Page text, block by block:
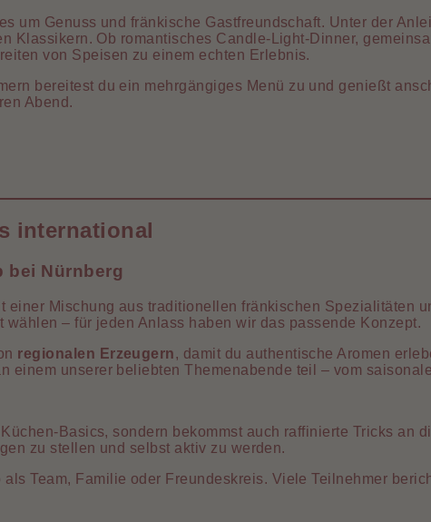
um Genuss und fränkische Gastfreundschaft. Unter der
Klassikern. Ob romantisches Candle-Light-Dinner,
von Speisen zu einem echten Erlebnis.
bereitest du ein mehrgängiges Menü zu und genießt
Abend.
international
bei Nürnberg
einer Mischung aus traditionellen fränkischen Spezialitäten
wählen – für jeden Anlass haben wir das passende Konzept.
regionalen Erzeugern, damit du authentische Aromen
einem unserer beliebten Themenabende teil – vom
Basics, sondern bekommst auch raffinierte Tricks an
zu stellen und selbst aktiv zu werden.
Team, Familie oder Freundeskreis. Viele Teilnehmer